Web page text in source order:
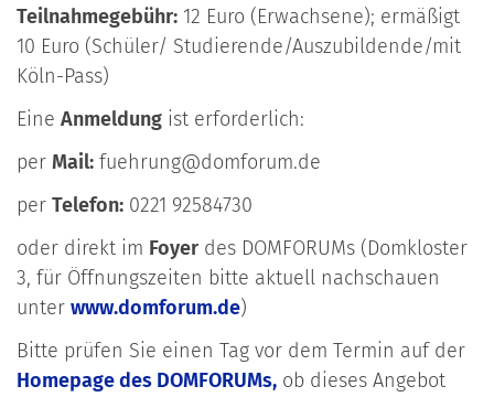
Teilnahmegebühr: 12 Euro (Erwachsene); ermäßigt
10 Euro (Schüler/ Studierende/Auszubildende/mit
Köln-Pass)
Eine Anmeldung ist erforderlich:
per Mail: fuehrung@domforum.de
per Telefon: 0221 92584730
oder direkt im Foyer des DOMFORUMs (Domkloster
3, für Öffnungszeiten bitte aktuell nachschauen
unter www.domforum.de)
Bitte prüfen Sie einen Tag vor dem Termin auf der
Homepage des DOMFORUMs, ob dieses Angebot